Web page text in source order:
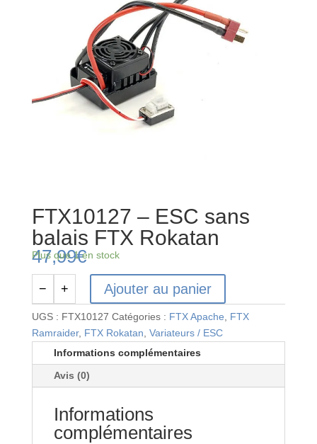
FTX10127 – ESC sans
balais FTX Rokatan
47,99€
Plus que 1 en stock
quantité
de
FTX10127
-
− + Ajouter au panier
UGS : FTX10127 Catégories : FTX Apache
FTX
Ramraider, FTX Rokatan Variateurs / ESC
Informations complémentaires
Avis (0)
Informations
complémentaires